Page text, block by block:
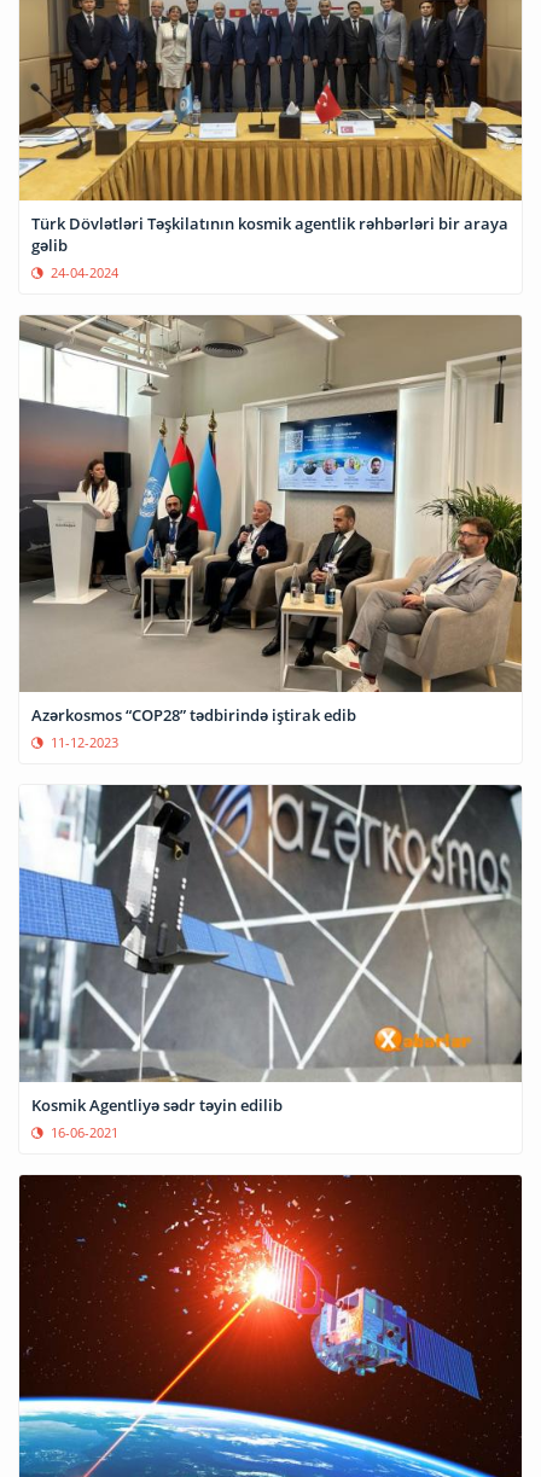
Türk Dövlətləri Təşkilatının kosmik agentlik rəhbərləri bir araya
gəlib
24-04-2024
Azərkosmos “СOP28” tədbirində iştirak edib
11-12-2023
Kosmik Agentliyə sədr təyin edilib
16-06-2021